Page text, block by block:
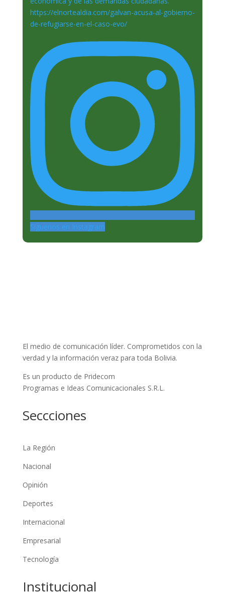
Siguenos en Instagram
El medio de comunicación líder. Comprometidos con la
verdad y la información veraz para toda Bolivia.
Es un producto de Pridecom
Programas e Ideas Comunicacionales S.R.L.
Seccciones
La Región
Nacional
Opinión
Deportes
Internacional
Empresarial
Tecnología
Institucional